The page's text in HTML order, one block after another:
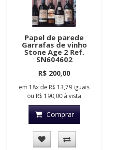
Papel de parede
Garrafas de vinho
Stone Age 2 Ref.
SN604602
R$ 200,00
em 18x de R$ 13,79 iguais
ou R$ 190,00 à vista
Comprar